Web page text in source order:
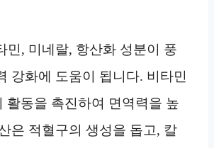
민, 미네랄, 항산화 성분이 풍
강화에 도움이 됩니다. 비타민
활동을 촉진하여 면역력을 높
은 적혈구의 생성을 돕고, 칼